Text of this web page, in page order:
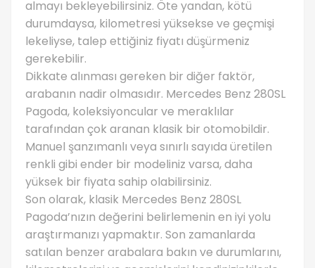
almayı bekleyebilirsiniz. Öte yandan, kötü
durumdaysa, kilometresi yüksekse ve geçmişi
lekeliyse, talep ettiğiniz fiyatı düşürmeniz
gerekebilir.
Dikkate alınması gereken bir diğer faktör,
arabanın nadir olmasıdır. Mercedes Benz 280SL
Pagoda, koleksiyoncular ve meraklılar
tarafından çok aranan klasik bir otomobildir.
Manuel şanzımanlı veya sınırlı sayıda üretilen
renkli gibi ender bir modeliniz varsa, daha
yüksek bir fiyata sahip olabilirsiniz.
Son olarak, klasik Mercedes Benz 280SL
Pagoda’nızın değerini belirlemenin en iyi yolu
araştırmanızı yapmaktır. Son zamanlarda
satılan benzer arabalara bakın ve durumlarını,